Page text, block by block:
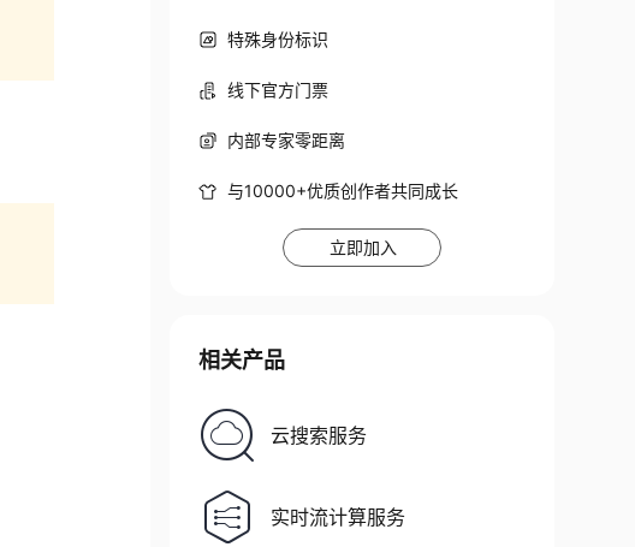
特殊身份标识
线下官方门票
内部专家零距离
与10000+优质创作者共同成长
立即加入
相关产品
云搜索服务
实时流计算服务